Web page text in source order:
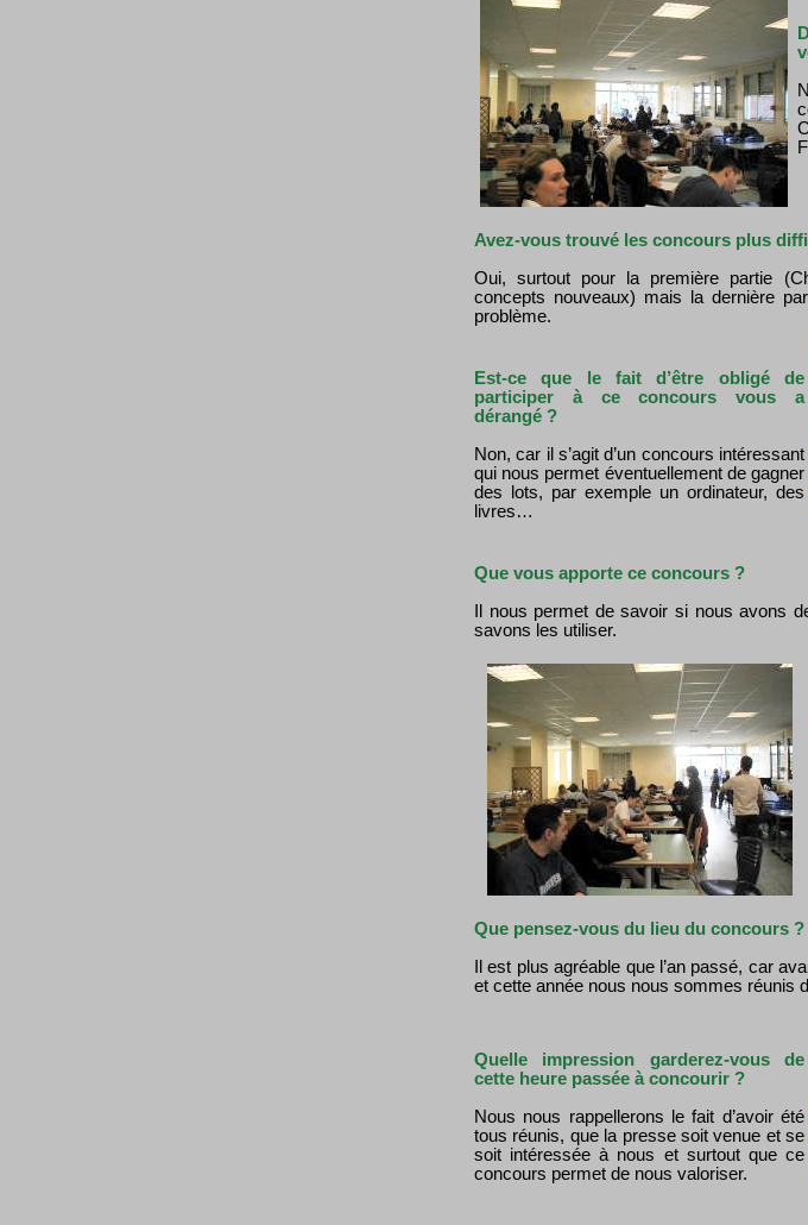
Avez-vous trouvé les concours plus
Oui, surtout pour la première partie
concepts nouveaux) mais la dernière
problème.
Est-ce que le fait d’être obligé de
participer à ce concours vous a
dérangé ?
Non, car il s’agit d’un concours intéressant
qui nous permet éventuellement de gagner
des lots, par exemple un ordinateur, des
livres…
Que vous apporte ce concours ?
Il nous permet de savoir si nous avons
savons les utiliser.
Que pensez-vous du lieu du concours ?
Il est plus agréable que l’an passé, car
et cette année nous nous sommes réunis
Quelle impression garderez-vous de
cette heure passée à concourir ?
Nous nous rappellerons le fait d’avoir été
tous réunis, que la presse soit venue et se
soit intéressée à nous et surtout que ce
concours permet de nous valoriser.